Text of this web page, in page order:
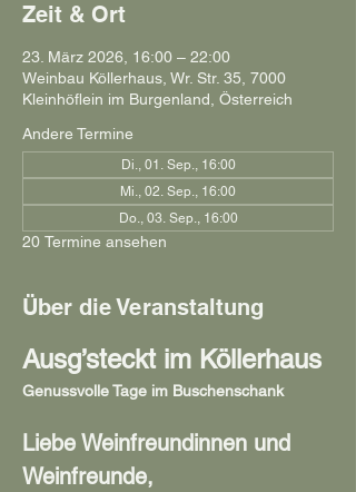
Zeit & Ort
23. März 2026, 16:00 – 22:00
Weinbau Köllerhaus, Wr. Str. 35, 7000
Kleinhöflein im Burgenland, Österreich
Andere Termine
Di., 01. Sep., 16:00
Mi., 02. Sep., 16:00
Do., 03. Sep., 16:00
20 Termine ansehen
Über die Veranstaltung
Ausg’steckt im Köllerhaus
Genussvolle Tage im Buschenschank
Liebe Weinfreundinnen und
Weinfreunde,